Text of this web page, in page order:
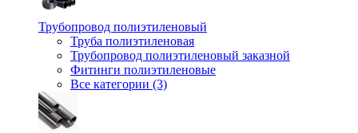
Трубопровод полиэтиленовый
Труба полиэтиленовая
Трубопровод полиэтиленовый заказной
Фитинги полиэтиленовые
Все категории (3)